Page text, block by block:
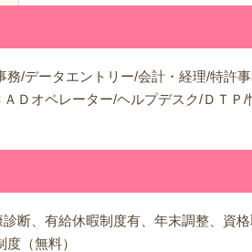
務/データエントリー/会計・経理/特許
Ｄオペレーター/ヘルプデスク/ＤＴ
断、有給休暇制度有、年末調整、資
（無料）